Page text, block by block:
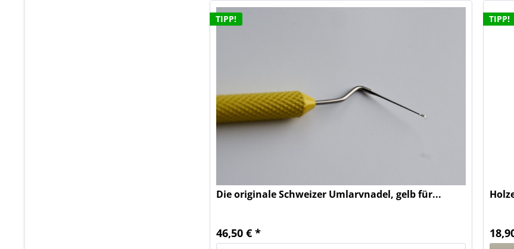
TIPP!
Die originale Schweizer Umlarvnadel, gelb für...
46,50 € *
TIPP!